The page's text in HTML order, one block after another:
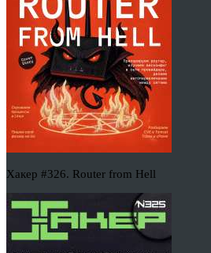
Хакер #326. Router from Hell